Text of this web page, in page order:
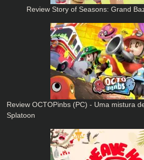
Review Story of Seasons: Grand
Review OCTOPinbs (PC) - Uma mistura
Splatoon